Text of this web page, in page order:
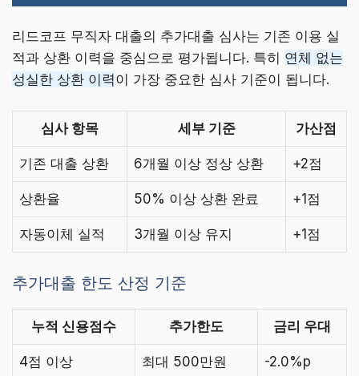
리드코프 무직자 대출의 추가대출 심사는 기존 이용 실
적과 상환 이력을 중심으로 평가됩니다. 특히 연체 없는
성실한 상환 이력이 가장 중요한 심사 기준이 됩니다.
심사 항목 세부 기준 가산점
기존 대출 상환 6개월 이상 정상 상환 +2점
상환율 50% 이상 상환 완료 +1점
자동이체 실적 3개월 이상 유지 +1점
추가대출 한도 산정 기준
누적 신용점수 추가한도 금리 우대
4점 이상 최대 500만원 -2.0%p